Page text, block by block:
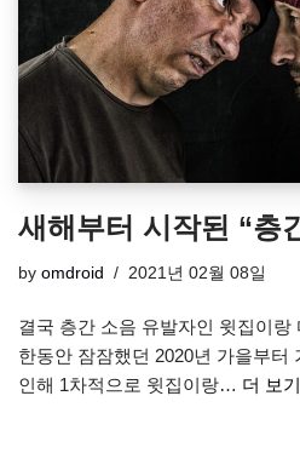
새해부터 시작된 “층
by omdroid 2021년 02월 08일
결국 층간 소음 유발자인 윗집이랑
한동안 잠잠했던 2020년 가을부
인해 1차적으로 윗집이랑… 더 보